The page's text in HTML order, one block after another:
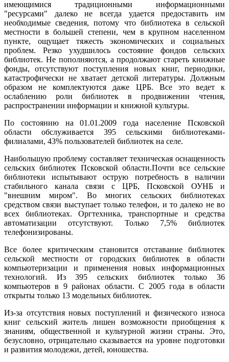
имеющимися традиционными информационными
"ресурсами" далеко не всегда удается предоставить им
необходимые сведения, потому что библиотека в сельской
местности в большей степени, чем в крупном населенном
пункте, ощущает тяжесть экономических и социальных
проблем. Резко ухудшилось состояние фондов сельских
библиотек. Не пополняются, а продолжают стареть книжные
фонды, отсутствуют поступления новых книг, периодики,
катастрофически не хватает детской литературы. Должным
образом не комплектуются даже ЦРБ. Все это ведет к
ослаблению роли библиотек в продвижении чтения,
распространении информации и книжной культуры.
По состоянию на 01.01.2009 года население Псковской
области обслуживается 395 сельскими библиотеками-
филиалами, 43% пользователей библиотек на селе.
Наибольшую проблему составляет техническая оснащенность
сельских библиотек Псковской области.Почти все сельские
библиотеки испытывают острую потребность в наличии
стабильного канала связи с ЦРБ, Псковской ОУНБ и
"внешним миром". Во многих сельских библиотеках
средством связи выступает только телефон, и то далеко не во
всех библиотеках. Оргтехника, транспортные и средства
автоматизации отсутствуют. Только 7,5% библиотек
телефонизированы.
Все более критическим становится отставание библиотек
сельской местности от городских библиотек в области
компьютеризации и применения новых информационных
технологий. Из 395 сельских библиотек только 36
компьютеров в 9 районах области. С 2005 года в области
открыты только 13 модельных библиотек.
Из-за отсутствия новых поступлений и физического износа
книг сельский житель лишен возможности приобщения к
знаниям, общественной и культурной жизни страны. Это,
безусловно, отрицательно сказывается на уровне подготовки
и развития молодежи, детей, юношества.